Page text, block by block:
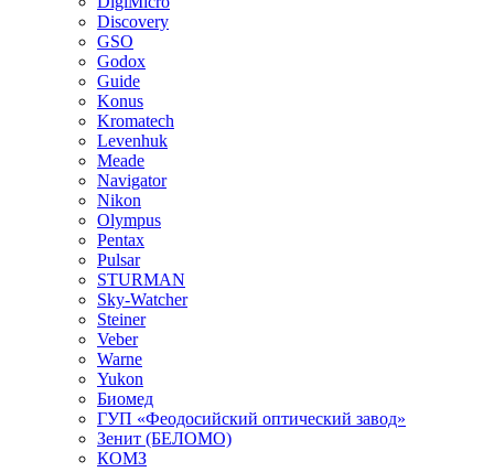
Discovery
GSO
Godox
Guide
Konus
Kromatech
Levenhuk
Meade
Navigator
Nikon
Olympus
Pentax
Pulsar
STURMAN
Sky-Watcher
Steiner
Veber
Warne
Yukon
Биомед
ГУП «Феодосийский оптический завод»
Зенит (БЕЛОМО)
КОМЗ